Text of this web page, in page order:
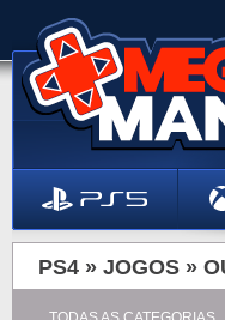
PS4 » JOGOS »